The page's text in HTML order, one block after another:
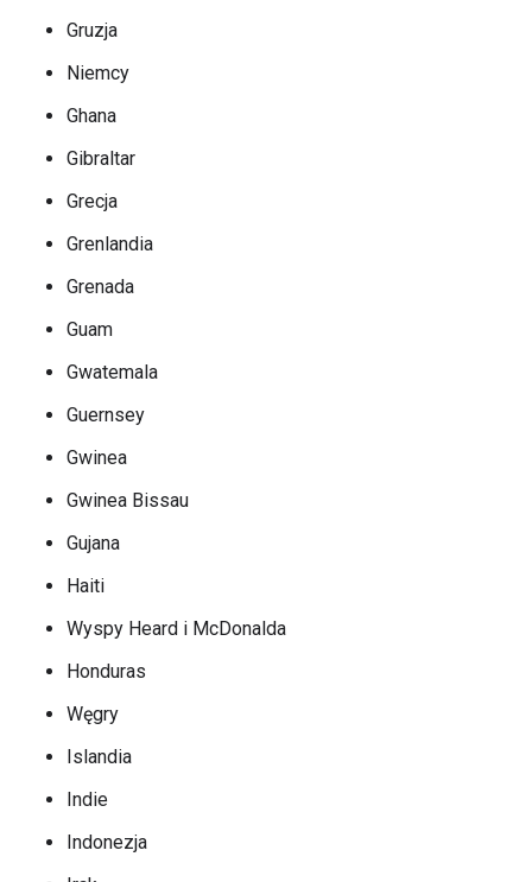
Gruzja
Niemcy
Ghana
Gibraltar
Grecja
Grenlandia
Grenada
Guam
Gwatemala
Guernsey
Gwinea
Gwinea Bissau
Gujana
Haiti
Wyspy Heard i McDonalda
Honduras
Węgry
Islandia
Indie
Indonezja